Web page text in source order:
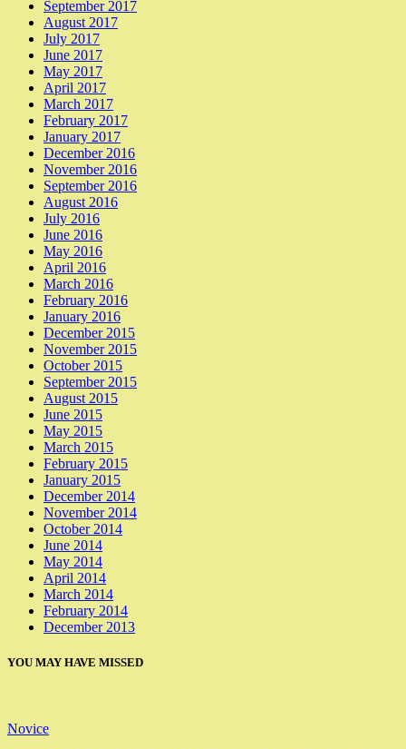
September 2017
August 2017
July 2017
June 2017
May 2017
April 2017
March 2017
February 2017
January 2017
December 2016
November 2016
September 2016
August 2016
July 2016
June 2016
May 2016
April 2016
March 2016
February 2016
January 2016
December 2015
November 2015
October 2015
September 2015
August 2015
June 2015
May 2015
March 2015
February 2015
January 2015
December 2014
November 2014
October 2014
June 2014
May 2014
April 2014
March 2014
February 2014
December 2013
YOU MAY HAVE MISSED
Novice